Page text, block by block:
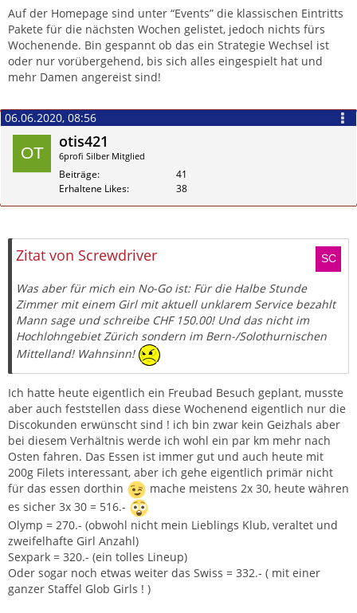
Auf der Homepage sind unter “Events” die klassischen Eintritts
Pakete für die nächsten Wochen gelistet, jedoch nichts fürs
Wochenende. Bin gespannt ob das ein Strategie Wechsel ist
oder nur vorübergehend, bis sich alles eingespielt hat und
mehr Damen angereist sind!
Zitieren
06.06.2020, 08:56
otis421
6profi Silber Mitglied
Beiträge
41
Erhaltene Likes
38
Zitat von Screwdriver
Was aber für mich ein No-Go ist: Für die Halbe Stunde
Zimmer mit einem Girl mit aktuell unklarem Service bezahlt
Mann sage und schreibe CHF 150.00! Und das nicht im
Hochlohngebiet Zürich sondern im Bern-/Solothurnischen
Mittelland! Wahnsinn!
Ich hatte heute eigentlich ein Freubad Besuch geplant, musste
aber auch feststellen dass diese Wochenend eigentlich nur die
Discokunden erwünscht sind ! ich bin zwar kein Geizhals aber
bei diesem Verhältnis werde ich wohl ein par km mehr nach
Osten fahren. Das Essen ist immer gut und auch heute mit
200g Filets interessant, aber ich gehe eigentlich primär nicht
für das essen dorthin
mache meistens 2x 30, heute währen
es sicher 3x 30 = 516.-
Olymp = 270.- (obwohl nicht mein Lieblings Klub, veraltet und
zweifelhafte Girl Anzahl)
Sexpark = 320.- (ein tolles Lineup)
Oder sogar noch etwas weiter das Swiss = 332.- ( mit einer
ganzer Staffel Glob Girls ! )
Zitieren